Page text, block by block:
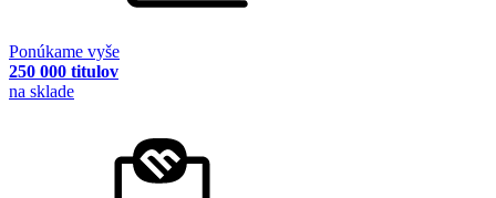
Ponúkame vyše
250 000 titulov
na sklade